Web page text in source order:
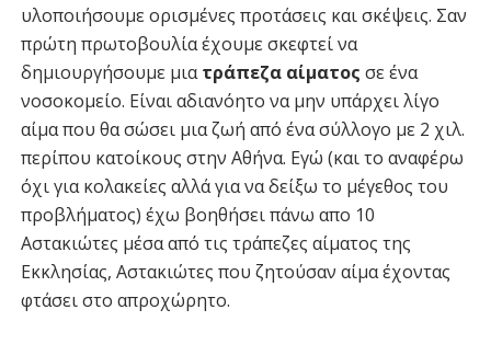
υλοποιήσουμε ορισμένες προτάσεις και σκέψεις. Σαν
πρώτη πρωτοβουλία έχουμε σκεφτεί να
δημιουργήσουμε μιατράπεζα αίματος σε ένα
νοσοκομείο. Είναι αδιανόητο να μην υπάρχει λίγο
αίμα που θα σώσει μια ζωή από ένα σύλλογο με 2 χιλ.
περίπου κατοίκους στην Αθήνα. Εγώ (και το αναφέρω
όχι για κολακείες αλλά για να δείξω το μέγεθος του
προβλήματος) έχω βοηθήσει πάνω απο 10
Αστακιώτες μέσα από τις τράπεζες αίματος της
Εκκλησίας, Αστακιώτες που ζητούσαν αίμα έχοντας
φτάσει στο απροχώρητο.